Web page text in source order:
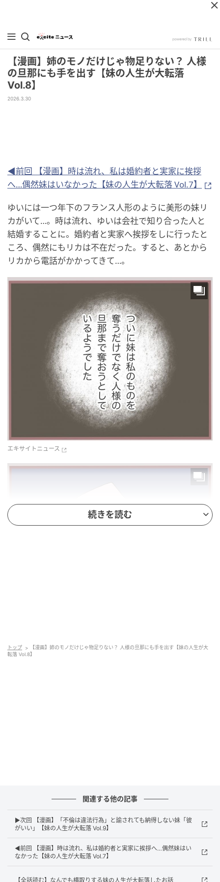
【漫画】姉のモノだけじゃ物足りない？ 人様
の旦那にも手を出す【妹の人生が大転落
Vol.8】
2026.3.30
◀前回 【漫画】時は流れ、私は婚約者と実家に挨拶
へ…偶然妹はいなかった【妹の人生が大転落 Vol.7】
ゆいには一つ年下のフランス人形のように美形の妹リ
カがいて…。時は流れ、ゆいは会社で知り合った人と
結婚することに。婚約者と実家へ挨拶をしに行ったと
ころ、偶然にもリカは不在だった。すると、あとから
リカから電話がかかってきて…。
エキサイトニュース
エキサイトニュース
続きを読む
トップ
【漫画】姉のモノだけじゃ物足りない？ 人様の旦那にも手を出す【妹の人生が大
転落 Vol.8】
関連する他の記事
▶次回 【漫画】「不倫は違法行為」と諭されても納得しない妹「彼
がいい」【妹の人生が大転落 Vol.9】
◀前回 【漫画】時は流れ、私は婚約者と実家に挨拶へ…偶然妹はい
なかった【妹の人生が大転落 Vol.7】
【全話読む】なんでも横取りする妹の人生が大転落したお話